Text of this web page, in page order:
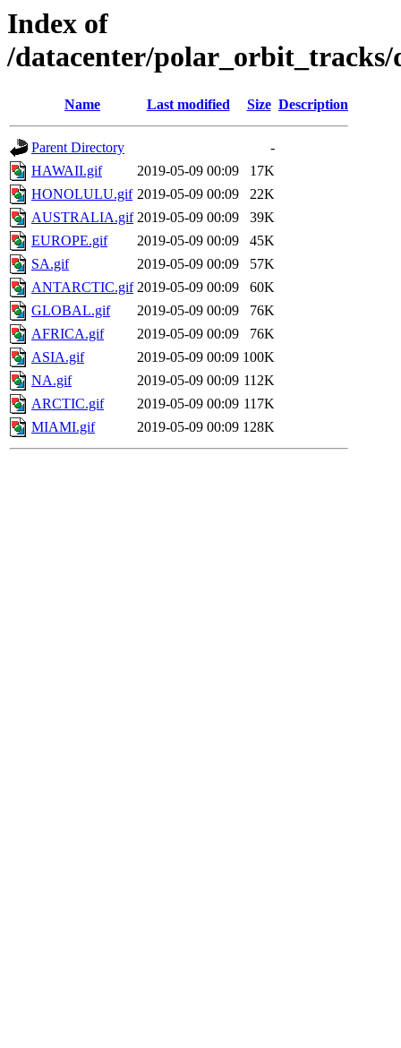
Index of
/datacenter/polar_orbit_tracks/
Name Last modified Size Description
Parent Directory
-
HAWAII.gif
2019-05-09 00:09
17K
HONOLULU.gif 2019-05-09 00:09
22K
AUSTRALIA.gif 2019-05-09 00:09
39K
EUROPE.gif
2019-05-09 00:09
45K
SA.gif
2019-05-09 00:09
57K
ANTARCTIC.gif 2019-05-09 00:09
60K
GLOBAL.gif
2019-05-09 00:09
76K
AFRICA.gif
2019-05-09 00:09
76K
ASIA.gif
2019-05-09 00:09 100K
NA.gif
2019-05-09 00:09 112K
ARCTIC.gif
2019-05-09 00:09 117K
MIAMI.gif
2019-05-09 00:09 128K